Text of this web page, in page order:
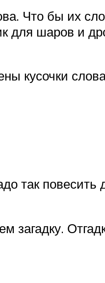
Что бы их
для шаров и
кусочки
так
загадку.